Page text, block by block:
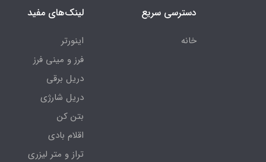
دسترسی سریع
خانه
لینک‌های مفید
اینورتر
فرز و مینی فرز
دریل برقی
دریل شارژی
بتن کن
اقلام بادی
تراز و متر لیزری